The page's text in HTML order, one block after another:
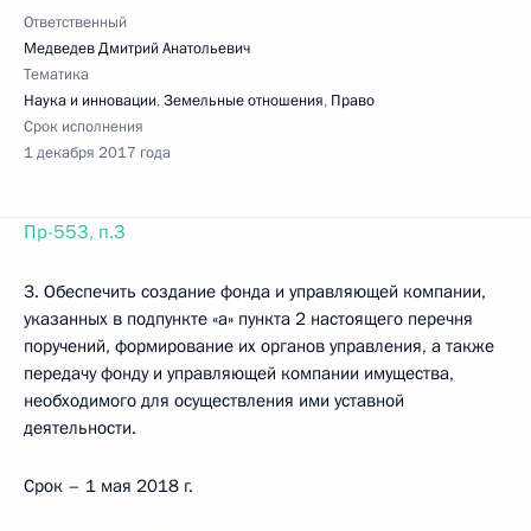
Ответственный
Медведев Дмитрий Анатольевич
Тематика
Наука и инновации,Земельные отношения, Право
Срок исполнения
1 декабря 2017 года
Пр-553, п.3
3. Обеспечить создание фонда и управляющей компании,
указанных в подпункте «а» пункта 2 настоящего перечня
поручений, формирование их органов управления, а также
передачу фонду и управляющей компании имущества,
необходимого для осуществления ими уставной
деятельности.
Срок – 1 мая 2018 г.